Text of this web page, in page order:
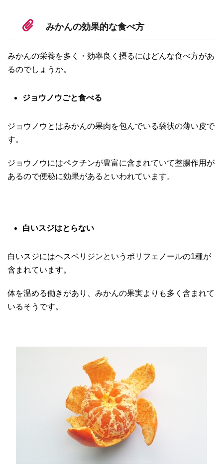
みかんの効果的な食べ方
みかんの栄養を多く・効率良く摂るにはどんな食べ方があ
るのでしょうか。
ジョウノウごと食べる
ジョウノウとはみかんの果肉を包んでいる袋状の薄い皮で
す。
ジョウノウにはペクチンが豊富に含まれていて整腸作用が
あるので便秘に効果があるといわれています。
白いスジはとらない
白いスジにはヘスペリジンというポリフェノールの1種が
含まれています。
体を温める働きがあり、みかんの果実よりも多く含まれて
いるそうです。